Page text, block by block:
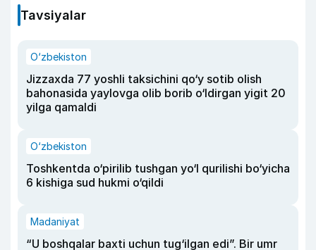
Tavsiyalar
O‘zbekiston
Jizzaxda 77 yoshli taksichini qo‘y sotib olish
bahonasida yaylovga olib borib o‘ldirgan yigit 20
yilga qamaldi
O‘zbekiston
Toshkentda o‘pirilib tushgan yo‘l qurilishi bo‘yicha
6 kishiga sud hukmi o‘qildi
Madaniyat
“U boshqalar baxti uchun tug‘ilgan edi”. Bir umr